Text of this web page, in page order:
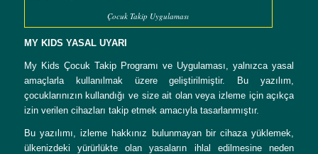
Çocuk Takip Uygulaması
MY KIDS YASAL UYARI
My Kids Çocuk Takip Programı ve Uygulaması, yalnızca yasal
amaçlarla kullanılmak üzere geliştirilmiştir. Bu yazılım,
çocuklarınızın kullandığı ve size ait olan veya izleme için açıkça
izin verilen cihazları takip etmek amacıyla tasarlanmıştır.
Bu yazılımı, izleme hakkınız bulunmayan bir cihaza yüklemek,
ülkenizdeki yürürlükte olan yasaların ihlal edilmesine neden